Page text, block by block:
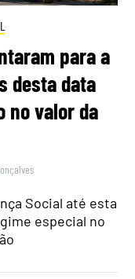
para a
desta data
no valor da
Social até esta
especial no